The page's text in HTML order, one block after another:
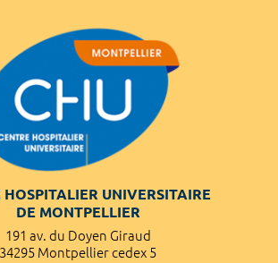
HOSPITALIER UNIVERSITAIRE
DE MONTPELLIER
191 av. du Doyen Giraud
34295 Montpellier cedex 5